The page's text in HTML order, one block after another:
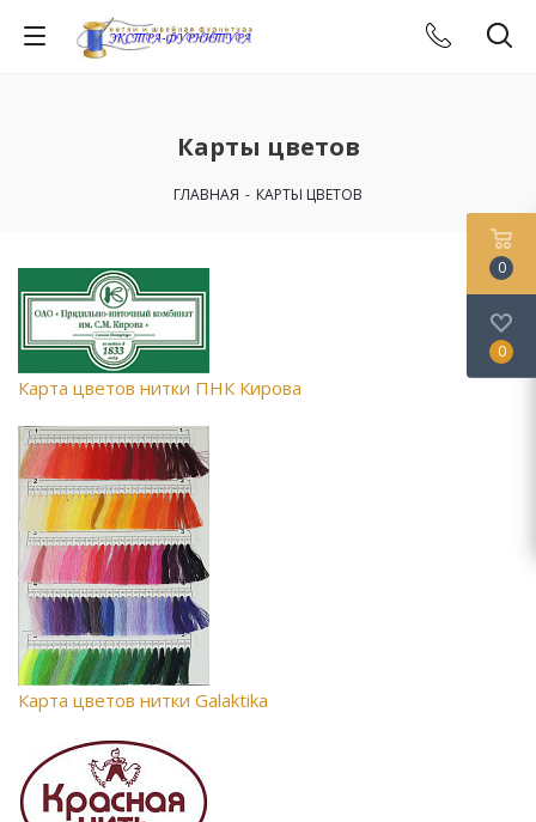
Карты цветов
ГЛАВНАЯ - КАРТЫ ЦВЕТОВ
Карта цветов нитки ПНК Кирова
Карта цветов нитки Galaktika
0
0